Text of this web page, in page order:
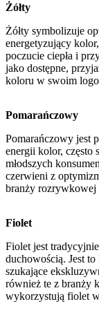
Żółty
Żółty symbolizuje
energetyzujący
poczucie ciepła i
jako dostępne,
koloru w swoim
Pomarańczowy
Pomarańczowy jest
energii kolor, często
młodszych
czerwieni z
branży rozrywkowej
Fiolet
Fiolet jest
duchowością. Jest
szukające
również te z branży
wykorzystują fiolet